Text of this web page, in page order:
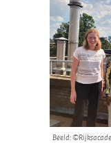
Beeld: